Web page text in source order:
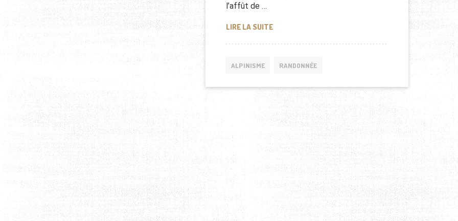
l’affût de …
LIRE LA SUITECOMMENT DEVENIR GUIDE DE MONTAGNE &
ALPINISME RANDONNÉE